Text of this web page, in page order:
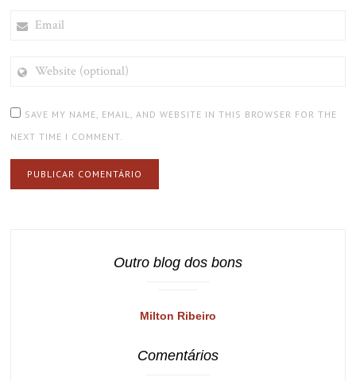
(OPTIONAL)
SAVE MY NAME, EMAIL, AND WEBSITE IN THIS BROWSER FOR THE
NEXT TIME I COMMENT.
Outro blog dos bons
Milton Ribeiro
Comentários